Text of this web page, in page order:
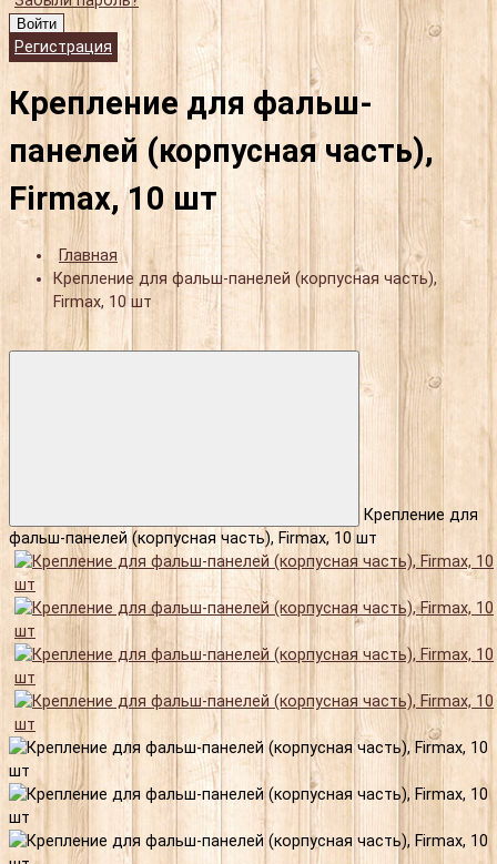
Войти
Регистрация
Крепление для фальш-
панелей (корпусная часть),
Firmax, 10 шт
Главная
Крепление для фальш-панелей (корпусная часть),
Firmax, 10 шт
Крепление для
фальш-панелей (корпусная часть), Firmax, 10 шт